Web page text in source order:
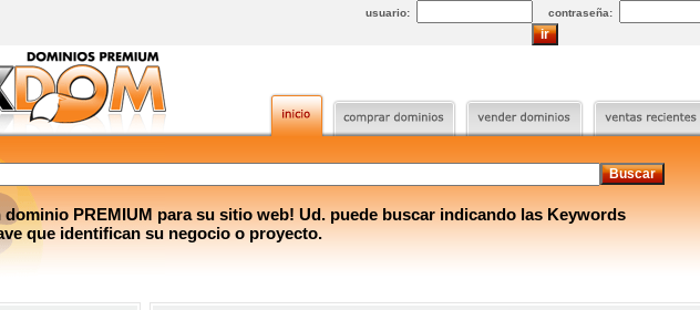
usuario:
contraseña:
dominio PREMIUM para su sitio web! Ud. puede buscar indicando las Keywords
que identifican su negocio o proyecto.